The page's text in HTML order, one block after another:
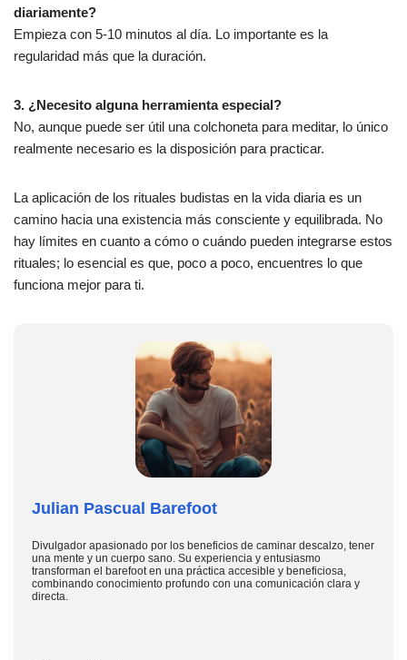
diariamente?
Empieza con 5-10 minutos al día. Lo importante es la
regularidad más que la duración.
3. ¿Necesito alguna herramienta especial?
No, aunque puede ser útil una colchoneta para meditar, lo único
realmente necesario es la disposición para practicar.
La aplicación de los rituales budistas en la vida diaria es un
camino hacia una existencia más consciente y equilibrada. No
hay límites en cuanto a cómo o cuándo pueden integrarse estos
rituales; lo esencial es que, poco a poco, encuentres lo que
funciona mejor para ti.
Julian Pascual Barefoot
Divulgador apasionado por los beneficios de caminar descalzo, tener
una mente y un cuerpo sano. Su experiencia y entusiasmo
transforman el barefoot en una práctica accesible y beneficiosa,
combinando conocimiento profundo con una comunicación clara y
directa.